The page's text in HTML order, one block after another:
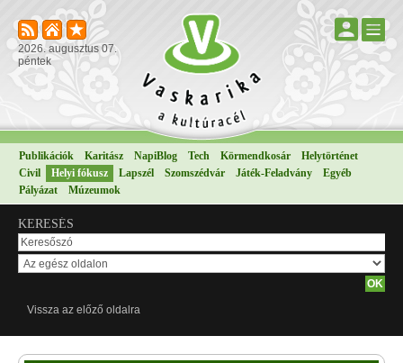
2026. augusztus 07.
péntek
Publikációk Karitász NapiBlog Tech Körmendkosár
Helytörténet
Civil
Helyi fókusz Lapszél Szomszédvár Játék-Feladvány
Egyéb
Pályázat
Múzeumok
KERESÉS
Vissza az előző oldalra